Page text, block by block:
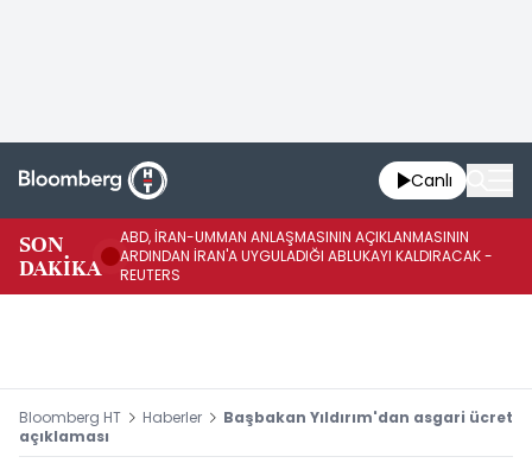
Canlı
SON
DAKİKA
ABD, İRAN-UMMAN ANLAŞMASININ AÇIKLANMASININ
ARDINDAN İRAN'A UYGULADIĞI ABLUKAYI KALDIRACAK -
REUTERS
Bloomberg HT Haberler
Başbakan Yıldırım'dan asgari ücret
açıklaması